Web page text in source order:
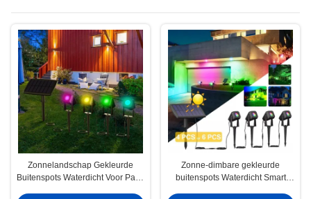
Zonnelandschap Gekleurde
Buitenspots Waterdicht Voor Patio
Zonne-dimbare gekleurde
buitenspots Waterdicht Smart